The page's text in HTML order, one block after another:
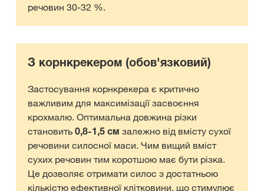
речовин 30-32 %.
З корнкрекером (обов'язковий)
Застосування корнкрекера є критично
важливим для максимізації засвоєння
крохмалю. Оптимальна довжина різки
становить 0,8-1,5 см залежно від вмісту сухої
речовини силосної маси. Чим вищий вміст
сухих речовин тим коротшою має бути різка.
Це дозволяє отримати силос з достатньою
кількістю ефективної клітковини, що стимулює